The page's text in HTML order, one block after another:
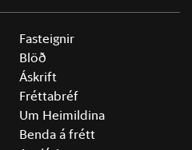
Fasteignir
Blöð
Áskrift
Fréttabréf
Um Heimildina
Benda á frétt